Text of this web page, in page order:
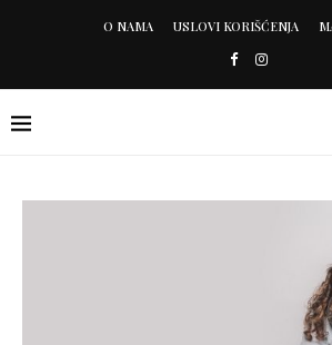
O NAMA USLOVI KORIŠĆENJA